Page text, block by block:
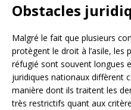
Obstacles
Malgré le fait que plusieurs
protègent le droit à l’asile, les
réfugié sont souvent longues
juridiques nationaux diffèrent
manière dont ils traitent les
très restrictifs quant aux